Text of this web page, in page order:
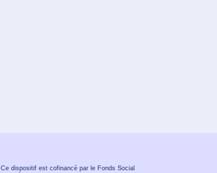
Ce dispositif est cofinancé par le Fonds Social